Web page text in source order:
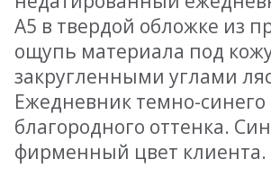
А5 в твердой обложке из
ощупь материала под
закругленными углами
Ежедневник темно-синего
благородного оттенка.
фирменный цвет клиента.